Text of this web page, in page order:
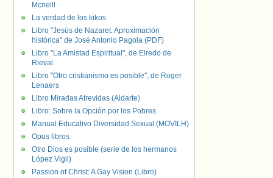
Mcneill
La verdad de los kikos
Libro "Jesús de Nazaret. Aproximación
histórica" de José Antonio Pagola (PDF)
Libro "La Amistad Espiritual", de Elredo de
Rieval.
Libro "Otro cristianismo es posible", de Roger
Lenaers
Libro Miradas Atrevidas (Aldarte)
Libro: Sobre la Opción por los Pobres.
Manual Educativo Diversidad Sexual (MOVILH)
Opus libros
Otro Dios es posible (serie de los hermanos
López Vigil)
Passion of Christ: A Gay Vision (Libro)